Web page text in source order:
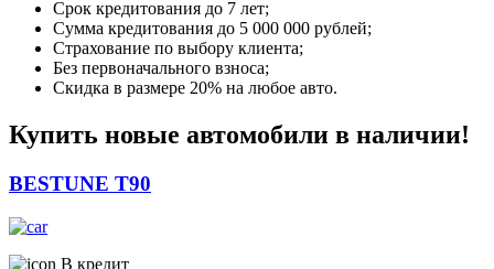
Срок кредитования до 7 лет;
Сумма кредитования до 5 000 000 рублей;
Страхование по выбору клиента;
Без первоначального взноса;
Скидка в размере 20% на любое авто.
Купить новые автомобили в наличии!
BESTUNE T90
В кредит